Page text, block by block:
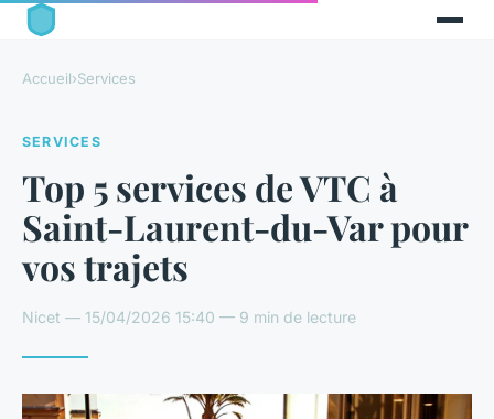
Accueil›Services
SERVICES
Top 5 services de VTC à
Saint-Laurent-du-Var pour
vos trajets
Nicet — 15/04/2026 15:40 — 9 min de lecture